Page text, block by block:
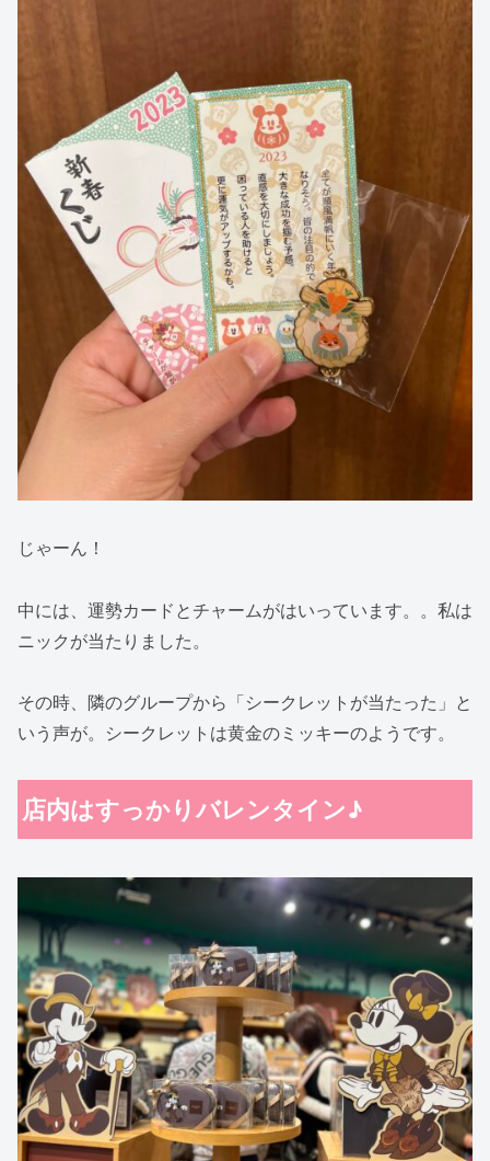
じゃーん！
中には、運勢カードとチャームがはいっています。。私は
ニックが当たりました。
その時、隣のグループから「シークレットが当たった」と
いう声が。シークレットは黄金のミッキーのようです。
店内はすっかりバレンタイン♪